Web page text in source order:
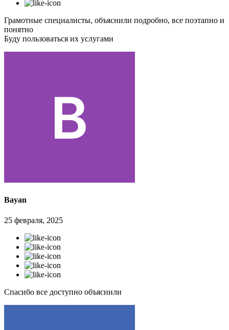
Грамотные специалисты, объяснили подробно, все поэтапно и
понятно
Буду пользоваться их услугами
Bayan
25 февраля, 2025
Спасибо все доступно объяснили